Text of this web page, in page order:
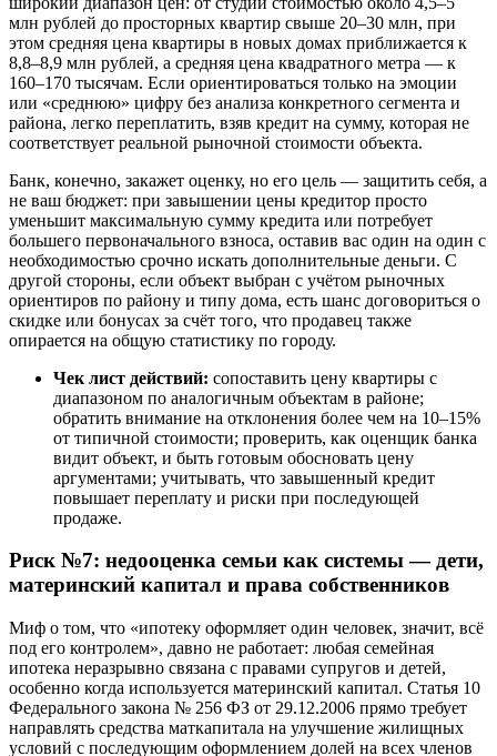
млн рублей до просторных квартир свыше 20–30 млн, при
этом средняя цена квартиры в новых домах приближается к
8,8–8,9 млн рублей, а средняя цена квадратного метра — к
160–170 тысячам. Если ориентироваться только на эмоции
или «среднюю» цифру без анализа конкретного сегмента и
района, легко переплатить, взяв кредит на сумму, которая не
соответствует реальной рыночной стоимости объекта.
Банк, конечно, закажет оценку, но его цель — защитить себя, а
не ваш бюджет: при завышении цены кредитор просто
уменьшит максимальную сумму кредита или потребует
большего первоначального взноса, оставив вас один на один с
необходимостью срочно искать дополнительные деньги. С
другой стороны, если объект выбран с учётом рыночных
ориентиров по району и типу дома, есть шанс договориться о
скидке или бонусах за счёт того, что продавец также
опирается на общую статистику по городу.
Чек лист действий: сопоставить цену квартиры с
диапазоном по аналогичным объектам в районе;
обратить внимание на отклонения более чем на 10–15%
от типичной стоимости; проверить, как оценщик банка
видит объект, и быть готовым обосновать цену
аргументами; учитывать, что завышенный кредит
повышает переплату и риски при последующей
продаже.
Риск №7: недооценка семьи как системы — дети,
материнский капитал и права собственников
Миф о том, что «ипотеку оформляет один человек, значит, всё
под его контролем», давно не работает: любая семейная
ипотека неразрывно связана с правами супругов и детей,
особенно когда используется материнский капитал. Статья 10
Федерального закона № 256 ФЗ от 29.12.2006 прямо требует
направлять средства маткапитала на улучшение жилищных
условий с последующим оформлением долей на всех членов